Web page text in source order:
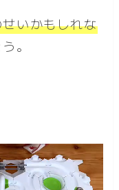
いかもしれな
。